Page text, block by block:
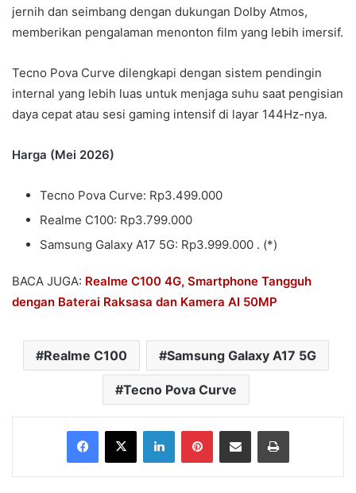
jernih dan seimbang dengan dukungan Dolby Atmos,
memberikan pengalaman menonton film yang lebih imersif.
Tecno Pova Curve dilengkapi dengan sistem pendingin
internal yang lebih luas untuk menjaga suhu saat pengisian
daya cepat atau sesi gaming intensif di layar 144Hz-nya.
Harga (Mei 2026)
Tecno Pova Curve: Rp3.499.000
Realme C100: Rp3.799.000
Samsung Galaxy A17 5G: Rp3.999.000 . (*)
BACA JUGA: Realme C100 4G, Smartphone Tangguh
dengan Baterai Raksasa dan Kamera AI 50MP
Realme C100 Samsung Galaxy A17 5G
Tecno Pova Curve
Facebook
X LinkedInPinterestShare via Email Print